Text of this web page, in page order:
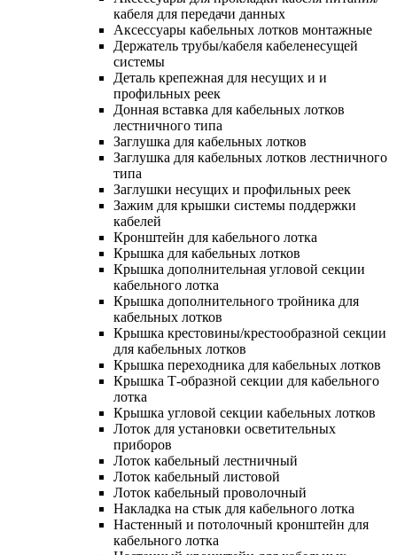
кабеля для передачи данных
Аксессуары кабельных лотков монтажные
Держатель трубы/кабеля кабеленесущей
системы
Деталь крепежная для несущих и и
профильных реек
Донная вставка для кабельных лотков
лестничного типа
Заглушка для кабельных лотков
Заглушка для кабельных лотков лестничного
типа
Заглушки несущих и профильных реек
Зажим для крышки системы поддержки
кабелей
Кронштейн для кабельного лотка
Крышка для кабельных лотков
Крышка дополнительная угловой секции
кабельного лотка
Крышка дополнительного тройника для
кабельных лотков
Крышка крестовины/крестообразной секции
для кабельных лотков
Крышка переходника для кабельных лотков
Крышка Т-образной секции для кабельного
лотка
Крышка угловой секции кабельных лотков
Лоток для установки осветительных
приборов
Лоток кабельный лестничный
Лоток кабельный листовой
Лоток кабельный проволочный
Накладка на стык для кабельного лотка
Настенный и потолочный кронштейн для
кабельного лотка